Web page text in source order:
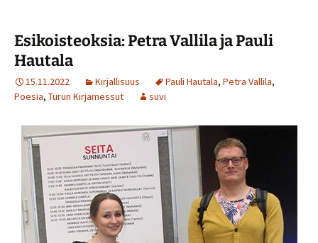
Esikoisteoksia: Petra Vallila ja Pauli
Hautala
15.11.2022 Kirjallisuus Pauli Hautala, Petra Vallila,
Poesia, Turun Kirjamessut suvi